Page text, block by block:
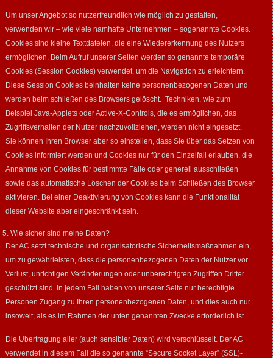
Um unser Angebot so nutzerfreundlich wie möglich zu gestalten,
verwenden wir – wie viele namhafte Unternehmen – sogenannte Cookies.
Cookies sind kleine Textdateien, die eine Wiedererkennung des Nutzers
ermöglichen. Beim Aufruf unserer Seiten werden so genannte temporäre
Cookies (Session Cookies) verwendet, um die Navigation zu erleichtern.
Diese Session Cookies beinhalten keine personenbezogenen Daten und
werden beim schließen des Browsers gelöscht. Techniken, wie zum
Beispiel Java-Applets oder Active-X-Controls, die es ermöglichen, das
Zugriffsverhalten der Nutzer nachzuvollziehen, werden nicht eingesetzt.
Sie können Ihren Browser aber so einstellen, dass Sie über das Setzen von
Cookies informiert werden und Cookies nur für den Einzelfall erlauben, die
Annahme von Cookies für bestimmte Fälle oder generell ausschließen
sowie das automatische Löschen der Cookies beim Schließen des Browser
aktivieren. Bei einer Deaktivierung von Cookies kann die Funktionalität
dieser Website aber eingeschränkt sein.
5. Wie sicher sind meine Daten?
Der AC setzt technische und organisatorische Sicherheitsmaßnahmen ein,
um zu gewährleisten, dass die personenbezogenen Daten der Nutzer vor
Verlust, unrichtigen Veränderungen oder unberechtigten Zugriffen Dritter
geschützt sind. In jedem Fall haben von unserer Seite nur berechtigte
Personen Zugang zu Ihren personenbezogenen Daten, und dies auch nur
insoweit, als es im Rahmen der unten genannten Zwecke erforderlich ist.
Die Übertragung aller (auch sensibler Daten) wird verschlüsselt. Der AC
verwendet in diesem Fall die so genannte “Secure Socket Layer” (SSL)-